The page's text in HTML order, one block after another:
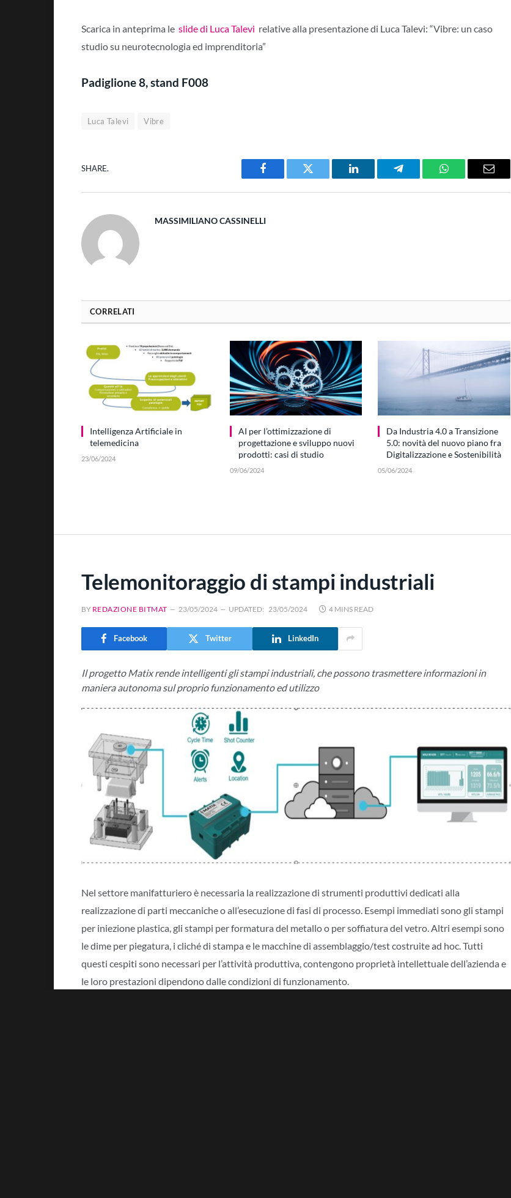
Scarica in anteprima le slide di Luca Talevi relative alla presentazione di Luca Talevi: “Vibre: un caso
studio su neurotecnologia ed imprenditoria”
Padiglione8, stand F008
Luca Talevi Vibre
SHARE.
Facebook Twitter LinkedIn Telegram WhatsAppEmail
MASSIMILIANO CASSINELLI
CORRELATI
Intelligenza Artificiale in
telemedicina
23/06/2024
AI per l’ottimizzazione di
progettazione e sviluppo nuovi
prodotti: casi di studio
09/06/2024
Da Industria 4.0 a Transizione
5.0: novità del nuovo piano fra
Digitalizzazione e Sostenibilità
05/06/2024
Telemonitoraggio di stampi industriali
BY REDAZIONE BITMAT 23/05/2024 UPDATED: 23/05/2024 4 MINS READ
Facebook Twitter LinkedIn
Il progetto Matix rende intelligenti gli stampi industriali, che possono trasmettere informazioni in
maniera autonoma sul proprio funzionamento ed utilizzo
Nel settore manifatturiero è necessaria la realizzazione di strumenti produttivi dedicati alla
realizzazione di parti meccaniche o all’esecuzione di fasi di processo. Esempi immediati sono gli stampi
per iniezione plastica, gli stampi per formatura del metallo o per soffiatura del vetro. Altri esempi sono
le dime per piegatura, i cliché di stampa e le macchine di assemblaggio/test costruite ad hoc. Tutti
questi cespiti sono necessari per l’attività produttiva, contengono proprietà intellettuale dell’azienda e
le loro prestazioni dipendono dalle condizioni di funzionamento.